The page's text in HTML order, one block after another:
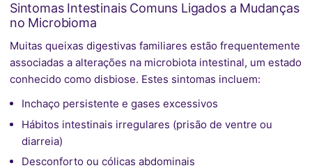
Sintomas Intestinais Comuns Ligados a Mudanças
no Microbioma
Muitas queixas digestivas familiares estão frequentemente
associadas a alterações na microbiota intestinal, um estado
conhecido como disbiose. Estes sintomas incluem:
Inchaço persistente e gases excessivos
Hábitos intestinais irregulares (prisão de ventre ou
diarreia)
Desconforto ou cólicas abdominais